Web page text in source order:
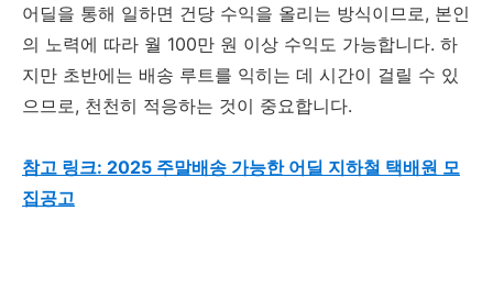
어딜을 통해 일하면 건당 수익을 올리는 방식이므로, 본인
의 노력에 따라 월 100만 원 이상 수익도 가능합니다. 하
지만 초반에는 배송 루트를 익히는 데 시간이 걸릴 수 있
으므로, 천천히 적응하는 것이 중요합니다.
참고 링크: 2025 주말배송 가능한 어딜 지하철 택배원 모
집공고